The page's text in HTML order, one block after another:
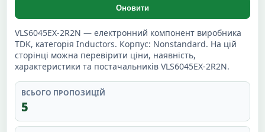
Оновити
VLS6045EX-2R2N — електронний компонент виробника
TDK, категорія Inductors. Корпус: Nonstandard. На цій
сторінці можна перевірити ціни, наявність,
характеристики та постачальників VLS6045EX-2R2N.
ВСЬОГО ПРОПОЗИЦІЙ
5